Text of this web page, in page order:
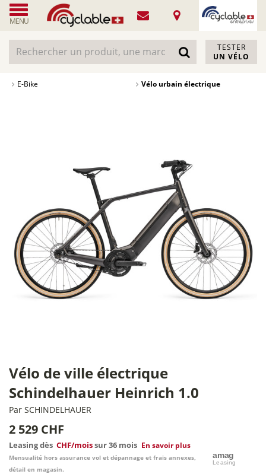
MENU
TESTER
UN VÉLO
E-Bike Vélo urbain électrique
Vélo de ville électrique
Schindelhauer Heinrich 1.0
Par SCHINDELHAUER
2 529 CHF
Leasing dès CHF/moissur 36 mois En savoir plus
Mensualité hors assurance vol et dépannage et frais annexes,
détail en magasin.